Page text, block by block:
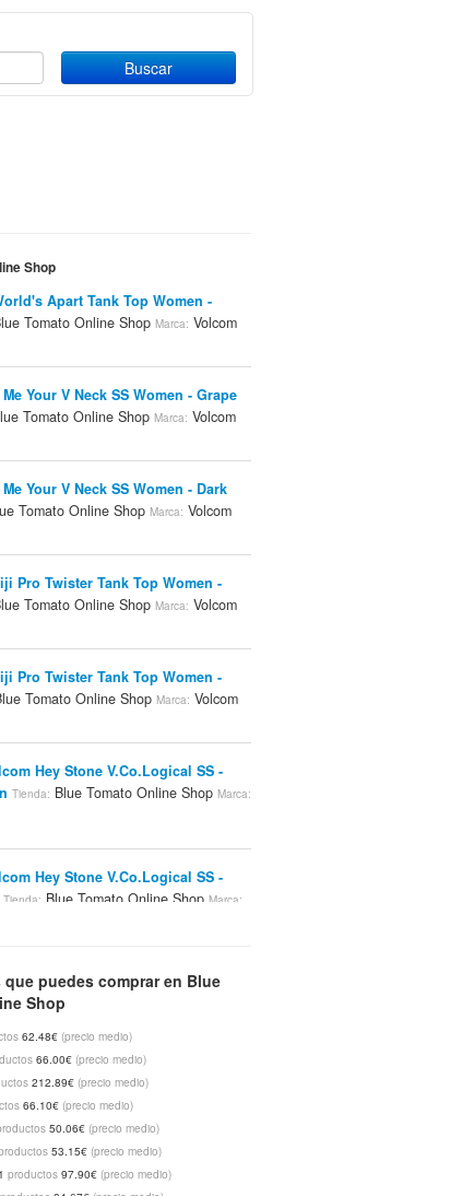
Shop
Apart Tank Top Women -
Tomato Online Shop Marca: Volcom
Your V Neck SS Women - Grape
Tomato Online Shop Marca: Volcom
Your V Neck SS Women - Dark
Tomato Online Shop Marca: Volcom
Pro Twister Tank Top Women -
Tomato Online Shop Marca: Volcom
Pro Twister Tank Top Women -
Tomato Online Shop Marca: Volcom
Hey Stone V.Co.Logical SS -
Tienda: Blue Tomato Online Shop Marca:
Hey Stone V.Co.Logical SS -
Tienda: Blue Tomato Online Shop Marca:
Nothing Tank Top Women -
Tomato Online Shop
X Factor Stripe Shirt LS - White
Online ShopMarca:
Wigwam V-Ent Tee SS - Black
que puedes comprar en Blue
Shop
62.48€ (precio medio)
66.00€ (precio medio)
212.89€ (precio medio)
66.10€ (precio medio)
50.06€ (precio medio)
53.15€ (precio medio)
productos 97.90€ (precio medio)